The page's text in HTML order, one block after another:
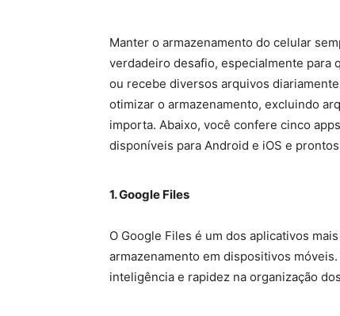
Manter o armazenamento do celular
verdadeiro desafio, especialmente para
ou recebe diversos arquivos
otimizar o armazenamento, excluindo
importa. Abaixo, você confere cinco
disponíveis para Android e iOS e
1. Google Files
O Google Files é um dos aplicativos
armazenamento em dispositivos
inteligência e rapidez na organização